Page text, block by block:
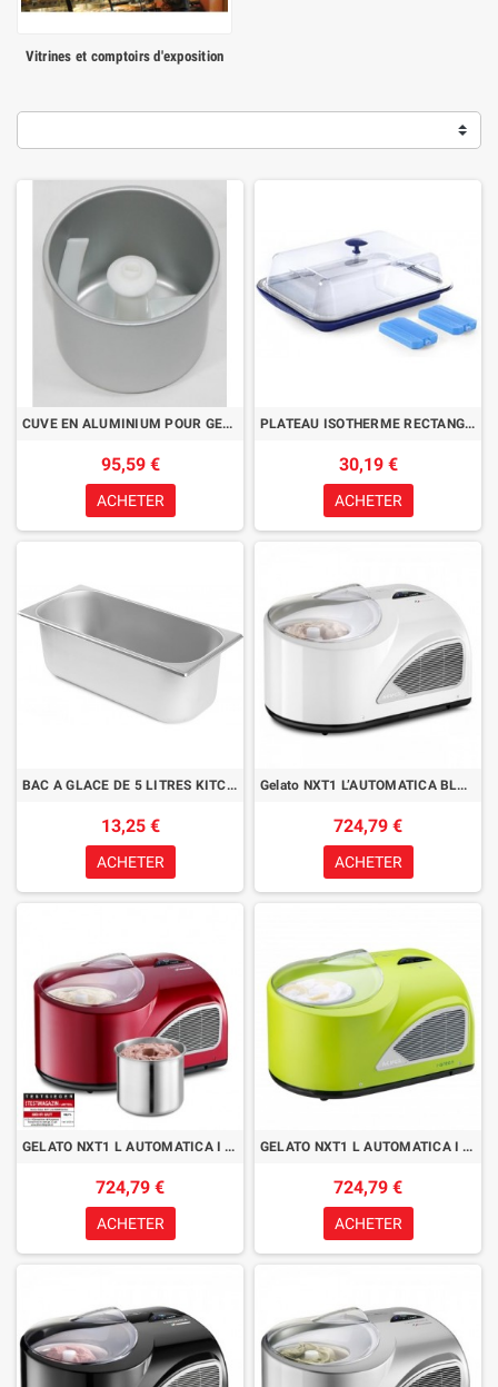
Vitrines et comptoirs d'exposition
CUVE EN ALUMINIUM POUR GELATISSIMO
95,59 €
ACHETER
PLATEAU ISOTHERME RECTANGULAIRE
30,19 €
ACHETER
BAC A GLACE DE 5 LITRES KITCHEN LINE
13,25 €
ACHETER
Gelato NXT1 L’AUTOMATICA BLANCHE
724,79 €
ACHETER
GELATO NXT1 L AUTOMATICA I GREEN ROUGE
724,79 €
ACHETER
GELATO NXT1 L AUTOMATICA I GREEN VERT
724,79 €
ACHETER